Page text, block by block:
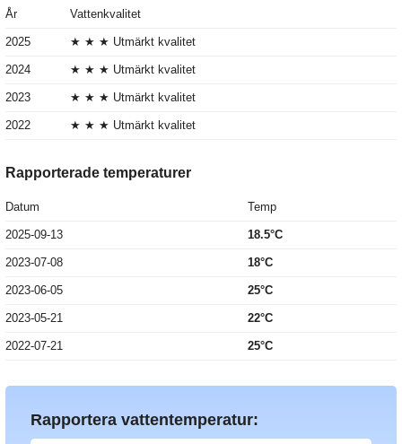
År Vattenkvalitet
2025 ★ ★ ★ Utmärkt kvalitet
2024 ★ ★ ★ Utmärkt kvalitet
2023 ★ ★ ★ Utmärkt kvalitet
2022 ★ ★ ★ Utmärkt kvalitet
Rapporterade temperaturer
Datum Temp
2025-09-13 18.5°C
2023-07-08 18°C
2023-06-05 25°C
2023-05-21 22°C
2022-07-21 25°C
Rapportera vattentemperatur: